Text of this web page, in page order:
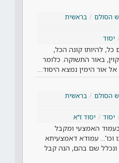
הסולם
בראשית
יסוד
להיותו קונה הכל,
באור התשוקה. כלומר
אור הימין נמצא היסוד…
הסולם
בראשית
יסוד יסוד ז"א
האמצעי ומקבל
וכו'... עמודא דאמצעיתא
שם בהם, הנה קבל